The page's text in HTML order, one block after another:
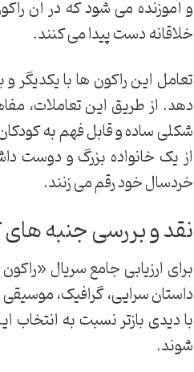
و آموزنده می شود که در آن
خلاقانه دست پیدا می کنند.
تعامل این راکون ها با
دهد. از طریق این تعاملات،
شکلی ساده و قابل فهم به
از یک خانواده بزرگ و دوست
خردسال خود رقم می زنند.
نقد و بررسی جنبه
برای ارزیابی جامع سریال
داستان سرایی، گرافیک،
با دیدی بازتر نسبت به انتخاب
شوند.